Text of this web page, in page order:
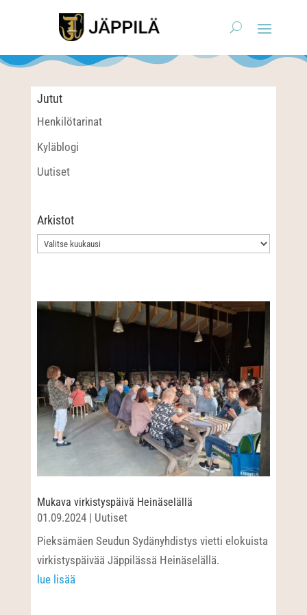
Jutut
Henkilötarinat
Kyläblogi
Uutiset
Arkistot
Arkistot
Mukava virkistyspäivä Heinäselällä
01.09.2024| Uutiset
Pieksämäen Seudun Sydänyhdistys vietti elokuista
virkistyspäivää Jäppilässä Heinäselällä.
lue lisää